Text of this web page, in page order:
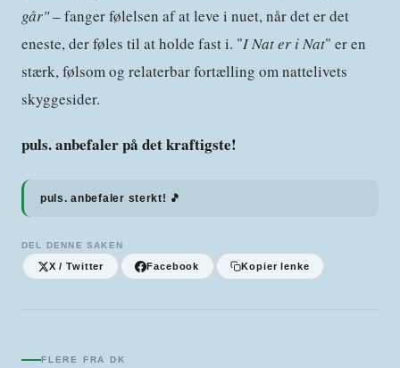
går"– fanger følelsen af at leve i nuet, når det er det
eneste, der føles til at holde fast i. "I Nat er i Nat" er en
stærk, følsom og relaterbar fortælling om nattelivets
skyggesider.
puls. anbefaler på det kraftigste!
puls. anbefaler sterkt! 🎵
DEL DENNE SAKEN
X / Twitter Facebook Kopier lenke
FLERE FRA DK